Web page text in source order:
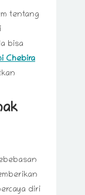
tentang
bisa
Chebira
diri